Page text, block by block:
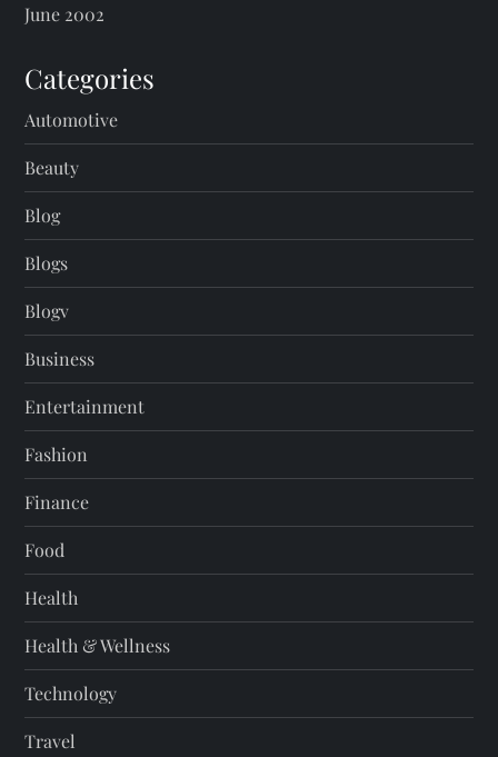
June 2002
Categories
Automotive
Beauty
Blog
Blogs
Blogv
Business
Entertainment
Fashion
Finance
Food
Health
Health & Wellness
Technology
Travel